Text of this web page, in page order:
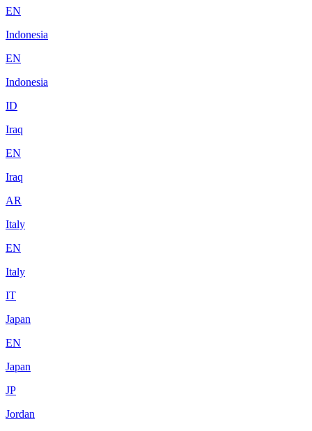
EN
Indonesia
EN
Indonesia
ID
Iraq
EN
Iraq
AR
Italy
EN
Italy
IT
Japan
EN
Japan
JP
Jordan